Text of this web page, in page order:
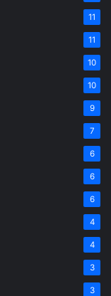
11
11
10
10
9
7
6
6
6
4
4
3
3